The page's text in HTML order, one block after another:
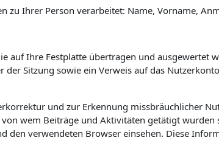
Ihrer Person verarbeitet: Name, Vorname,
auf Ihre Festplatte übertragen und ausgewertet
Sitzung sowie ein Verweis auf das
und zur Erkennung missbräuchlicher
wem Beiträge und Aktivitäten getätigt
verwendeten Browser einsehen. Diese